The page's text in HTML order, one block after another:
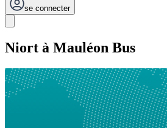
se connecter
Niort à Mauléon Bus